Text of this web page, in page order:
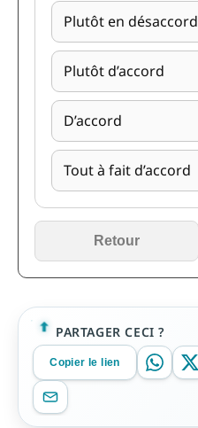
Plutôt en désaccord
Plutôt d’accord
D’accord
Tout à fait d’accord
Retour
PARTAGER CECI ?
Copier le lien